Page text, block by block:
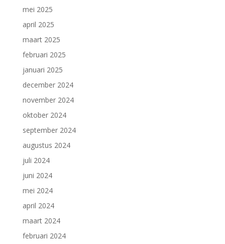
mei 2025
april 2025
maart 2025
februari 2025
januari 2025
december 2024
november 2024
oktober 2024
september 2024
augustus 2024
juli 2024
juni 2024
mei 2024
april 2024
maart 2024
februari 2024